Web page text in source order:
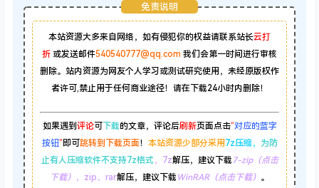
免责说明
本站资源大多来自网络，如有侵犯你的权益请联系站长云打
折 或发送邮件540540777@qq.com 我们会第一时间进行审核
删除。站内资源为网友个人学习或测试研究使用，未经原版权作
者许可,禁止用于任何商业途径！请在下载24小时内删除！
如果遇到 评论可下载的文章，评论后刷新页面点击“对应的蓝字
按钮” 即可跳转到下载页面！ 本站资源少部分采用 7z压缩，
为防
止有人压缩软件不支持7z格式 ，7z解压，建议下载 7-zip（点击
下载） ，zip、rar解压，建议下载 WinRAR（点击下载） 。